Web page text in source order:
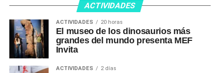
ACTIVIDADES
ACTIVIDADES 20 horas
El museo de los dinosaurios más
grandes del mundo presenta MEF
Invita
ACTIVIDADES 2 días